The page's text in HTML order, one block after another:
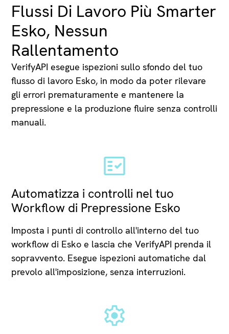
Flussi Di Lavoro Più Smarter
Esko, Nessun
Rallentamento
VerifyAPI esegue ispezioni sullo sfondo del tuo
flusso di lavoro Esko, in modo da poter rilevare
gli errori prematuramente e mantenere la
prepressione e la produzione fluire senza controlli
manuali.
Automatizza i controlli nel tuo
Workflow di Prepressione Esko
Imposta i punti di controllo all'interno del tuo
workflow di Esko e lascia che VerifyAPI prenda il
sopravvento. Esegue ispezioni automatiche dal
prevolo all'imposizione, senza interruzioni.